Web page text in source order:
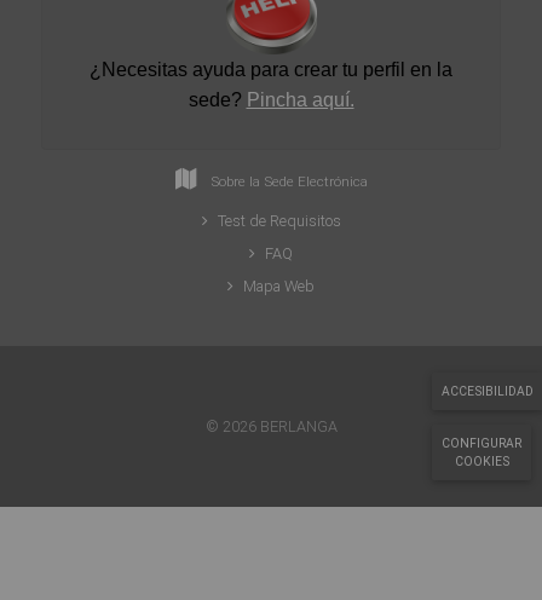
¿Necesitas ayuda para crear tu perfil en la
sede? Pincha aquí.
Sobre la Sede Electrónica
Test de Requisitos
FAQ
Mapa Web
© 2026 BERLANGA
ACCESIBILIDAD
CONFIGURAR
COOKIES